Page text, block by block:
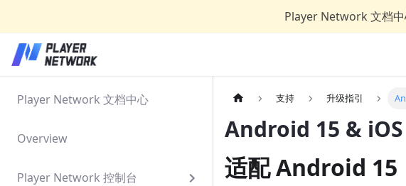
Player Network 文档
Player Network 文档中心
Overview
Player Network 控制台
支持 升级指引
Android 15 & iOS
适配 Android 15